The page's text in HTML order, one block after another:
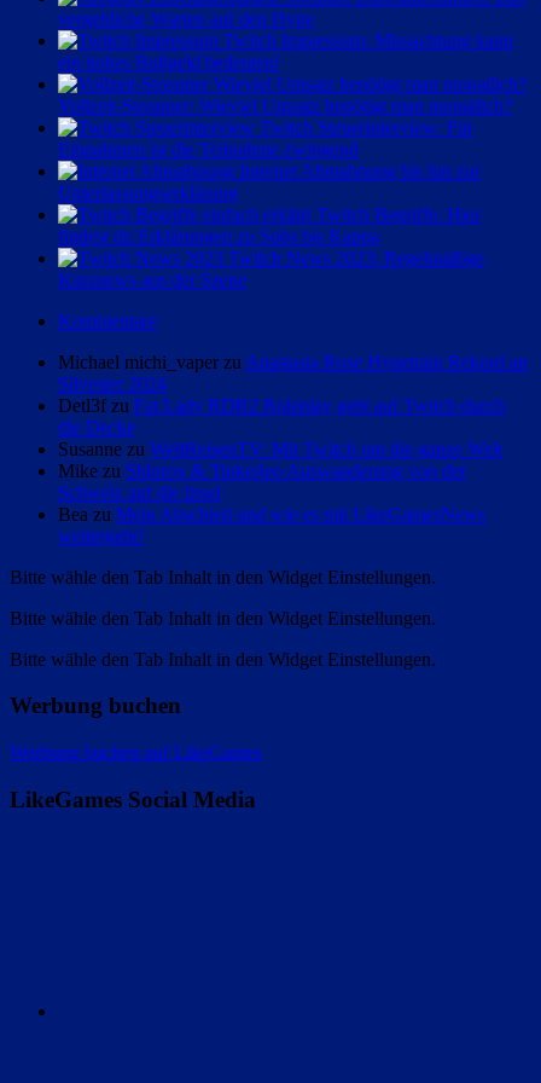
Beiträge
vergebliche Warten auf den Hype
Twitch Impressum: Missachtung kann
ein hohes Bußgeld bedeuten!
Vollzeit-Streamer: Wieviel Umsatz benötigt man monatlich?
Twitch Steuerinterview: Für
Einnahmen ist die Teilnahme zwingend
Internet Abmahnung bis hin zur
Unterlassungserklärung
Twitch Begriffe: Hier
findest du Erklärungen zu Subs bis Kappa
Twitch News 2023: Regelmäßige
Kurznews aus der Szene
Kommentare
Michael michi_vaper zu Anastasia Rose Hypetrain Rekord an
Silvester 2024
Detl3f zu Fat Lady RDR2 Roleplay geht auf Twitch durch
die Decke
Susanne zu WeltReisenTV: Mit Twitch um die ganze Welt
Mike zu Shlorox & Tinkerleo Auswanderung von der
Schweiz auf die Insel
Bea zu Mein Abschied und wie es mit LikeGamesNews
weitergeht!
Bitte wähle den Tab Inhalt in den Widget Einstellungen.
Bitte wähle den Tab Inhalt in den Widget Einstellungen.
Bitte wähle den Tab Inhalt in den Widget Einstellungen.
Werbung buchen
Werbung buchen auf LikeGames
LikeGames Social Media